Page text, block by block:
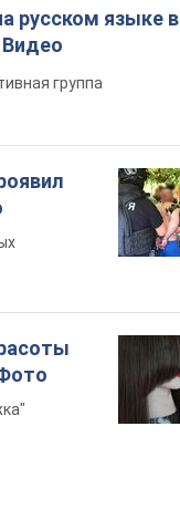
русском языке в
группа